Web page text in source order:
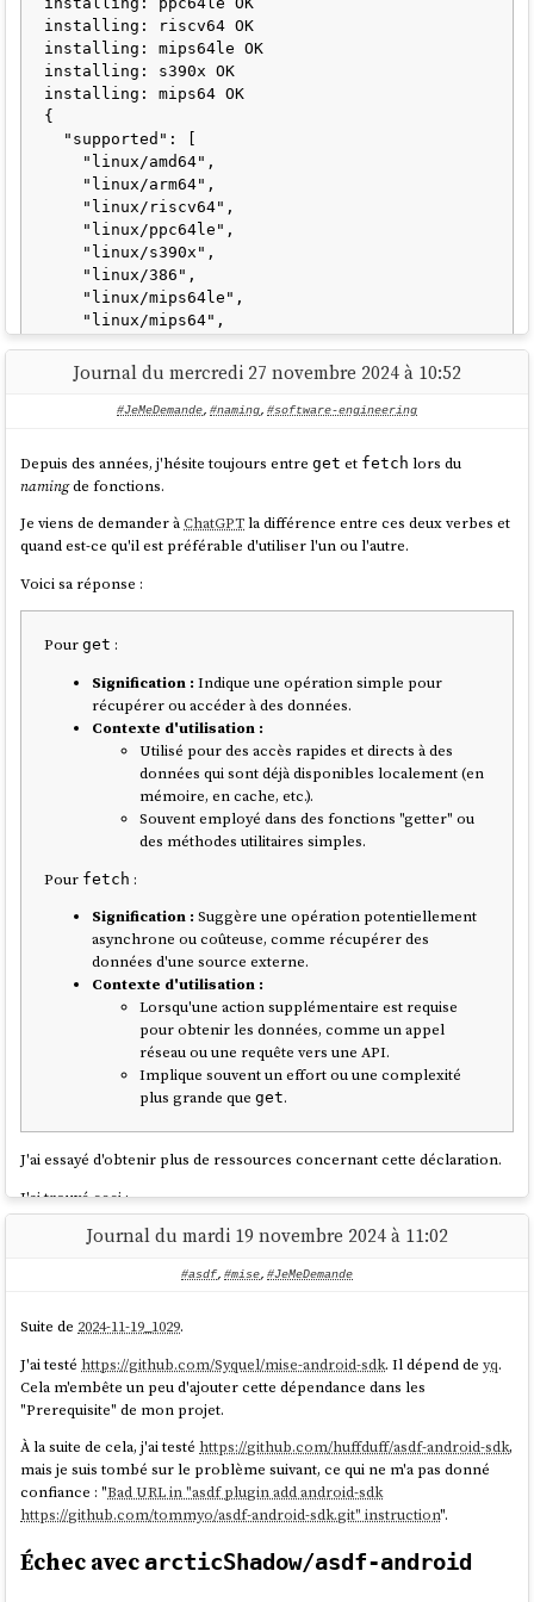
What's your feeling about this?
installing: riscv64 OK
installing: mips64le OK
installing: s390x OK
installing: mips64 OK
{
    "linux/arm/v6"
    "qemu-arm",
    "qemu-mips64",
    "qemu-mips64el",
    "qemu-ppc64le",
    "qemu-riscv64",
  ]
}
sous processeur Intel :
$ docker run --rm -it --platform linux/arm64
hasura/graphql-engine:v2.43.0 bash
root@bf74bfb8bc35:/# graphql-engine version
J'ai pris un peu de temps pour explorer le repository
tonistiigi/binfmt.
Je n'ai pas compris quelle est l'interaction entre les éléments installés
par cette image etdocker-engine.
Je constateque cette image a été créée en 2019 par deux développeurs
CrazyMax(un Français) etTõnis Tiigi.
Journal du mercredi 27 novembre 2024 à 10:52
#JeMeDemande, #naming, #software-engineering
Depuis des années, j'hésite toujours entreget et fetch lors du
namingde fonctions.
Je viens de demander àChatGPTla différence entre ces deux verbes et
quand est-ce qu'il est préférable d'utiliser l'un ou l'autre.
Voici sa réponse :
Pourget :
Signification : Indique une opération simple pour
récupérer ou accéder à des données.
Contexte d'utilisation :
Utilisé pour des accès rapides et directs à des
données qui sont déjà disponibles localement (en
mémoire, en cache, etc.).
Souvent employé dans des fonctions "getter" ou
des méthodes utilitaires simples.
Pour fetch :
Signification : Suggère une opération potentiellement
asynchrone ou coûteuse, comme récupérer des
données d'une source externe.
Contexte d'utilisation :
Lorsqu'une action supplémentaire est requise
pour obtenir les données, comme un appel
réseau ou une requête vers une API.
Implique souvent un effort ou une complexité
plus grande queget.
J'ai essayé d'obtenir plus de ressources concernant cette déclaration.
J'ai trouvé ceci :
Ma recheche "[naming-conventions] fetch get
naming conventions - Method names for getting data
Example: fetch implies that some entity needs to go and get
something that is remote and bring it back. Dogs fetch a
stick, and retrieve is a synonym for fetch with the added
prior as well. get is a synonym for obtain as well which
implies that you have sole possession of something and no
one else can acquire it simultaneously.
Journal du mardi 19 novembre 2024 à 11:02
#asdf, #mise, #JeMeDemande
Suite de 2024-11-19_1029.
J'ai testé https://github.com/Syquel/mise-android-sdk. Il dépend deyq.
Cela m'embête un peu d'ajouter cette dépendance dans les
"Prerequisite" de mon projet.
À la suite de cela, j'ai testé https://github.com/huffduff/asdf-android-sdk,
mais je suis tombé sur le problème suivant, ce qui ne m'a pas donné
confiance : "Bad URL in "asdf plugin add android-sdk
https://github.com/tommyo/asdf-android-sdk.git" instruction".
Échec avecarcticShadow/asdf-android